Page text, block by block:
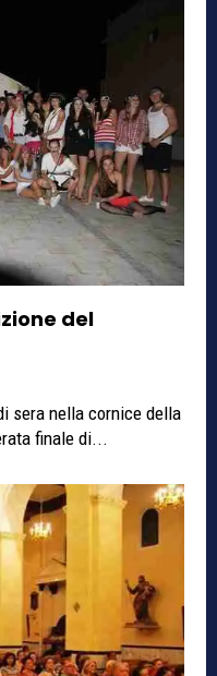
del
sera nella cornice della
finale di...